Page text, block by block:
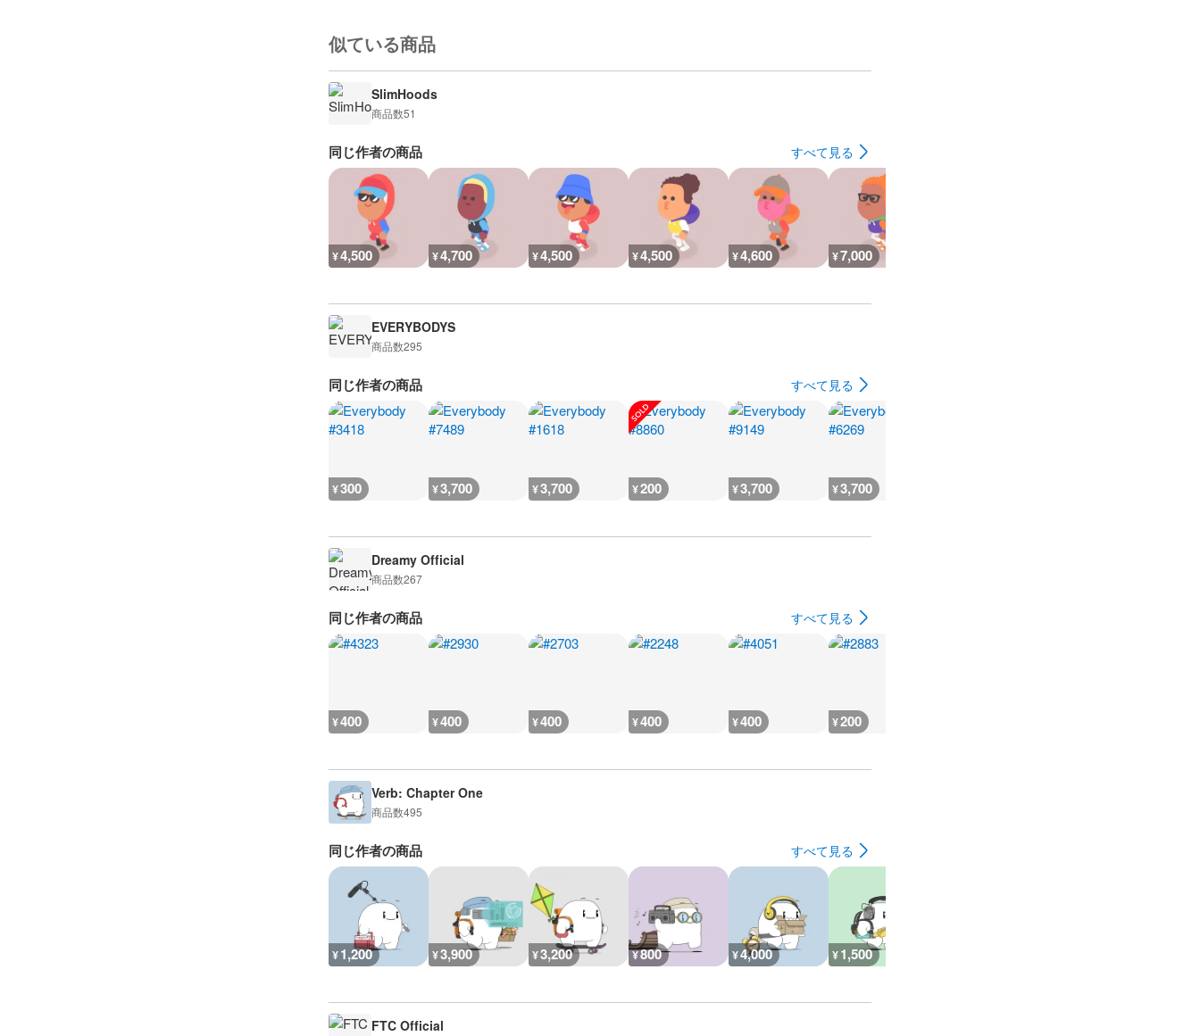
似ている商品
SlimHoods
商品数51
同じ作者の商品 すべて見る
¥4,500 ¥4,700 ¥4,500 ¥4,500 ¥4,600 ¥7,000
EVERYBODYS
商品数295
同じ作者の商品 すべて見る
¥300 ¥3,700 ¥3,700 ¥200 ¥3,700 ¥3,700
Dreamy Official
商品数267
同じ作者の商品 すべて見る
¥400 ¥400 ¥400 ¥400 ¥400 ¥200
Verb: Chapter One
商品数495
同じ作者の商品 すべて見る
¥1,200 ¥3,900 ¥3,200 ¥800 ¥4,000 ¥1,500
FTC Official